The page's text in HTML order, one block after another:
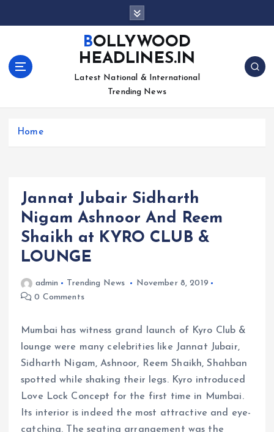
BOLLYWOOD
HEADLINES.IN
Latest National & International
Trending News
Home
Jannat Jubair Sidharth
Nigam Ashnoor And Reem
Shaikh at KYRO CLUB &
LOUNGE
admin Trending News
November 8, 2019
0 Comments
Mumbai has witness grand launch of Kyro Club &
lounge were many celebrities like Jannat Jubair,
Sidharth Nigam, Ashnoor, Reem Shaikh, Shahban
spotted while shaking their legs. Kyro introduced
Love Lock Concept for the first time in Mumbai.
Its interior is indeed the most attractive and eye-
catching. The seating arrangement was the